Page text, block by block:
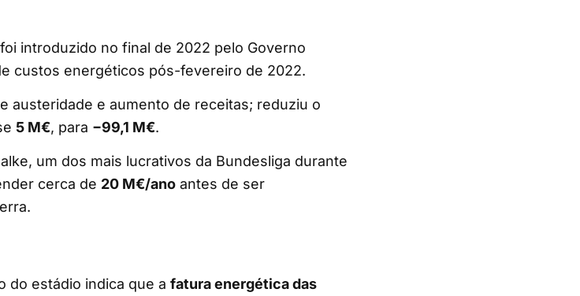
introduzido no final de 2022 pelo Governo
custos energéticos pós-fevereiro de 2022.
austeridade e aumento de receitas; reduziu o
5 M€, para −99,1 M€.
um dos mais lucrativos da Bundesliga durante
cerca de 20 M€/ano antes de ser
do estádio indica que a fatura energética das